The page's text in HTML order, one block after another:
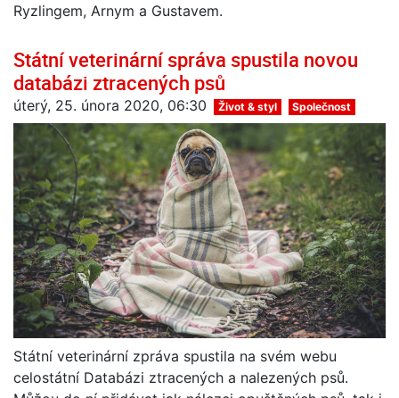
Ryzlingem, Arnym a Gustavem.
Státní veterinární správa spustila novou
databázi ztracených psů
úterý, 25. února 2020, 06:30 Život & styl Společnost
Státní veterinární zpráva spustila na svém webu
celostátní Databázi ztracených a nalezených psů.